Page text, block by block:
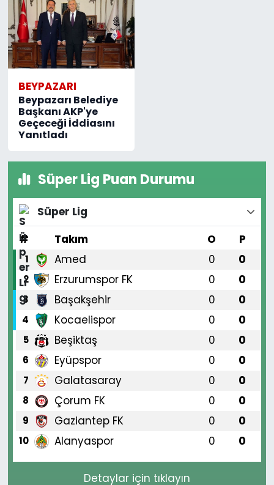
BEYPAZARI
Beypazarı Belediye
Başkanı AKP'ye
Geçeceği İddiasını
Yanıtladı
Süper Lig Puan Durumu
Süper Lig
#
Takım O P
1 Amed 0 0
2 Erzurumspor FK 0 0
3 Başakşehir 0 0
4 Kocaelispor 0 0
5 Beşiktaş 0 0
6 Eyüpspor 0 0
7 Galatasaray 0 0
8 Çorum FK 0 0
9 Gaziantep FK 0 0
10 Alanyaspor 0 0
Detaylar için tıklayın